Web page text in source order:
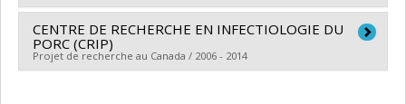
Fravalo,Marie Archambault,Mariela Segura,Julie
Arsenault,Marie-Odile Benoit-Biancamano,Martin
Chenier ,Sebastien Faucher,Charles Dozois
Funding sources:MAPAQ/Ministère de l'Agriculture,
des Pêcheries et de l'Alimentation
Grant programs:
Lead researcher : Martine Boulianne
Funding sources:Les Éleveurs de volailles du Québec
Grant programs:
CENTRE DE RECHERCHE EN INFECTIOLOGIE DU
PORC (CRIP)
Projet de recherche au Canada / 2006 - 2014